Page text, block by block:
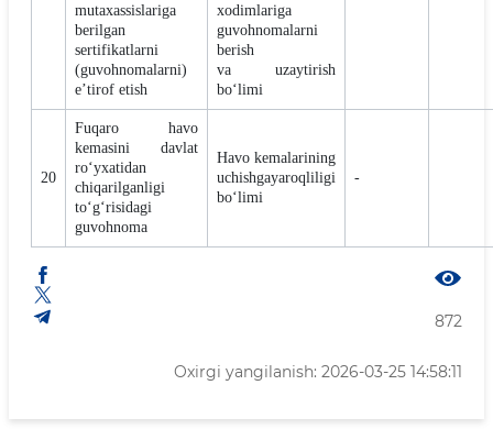
mutaxassislariga
berilgan
sertifikatlarni
(guvohnomalarni)
e’tirof etish
xodimlariga
guvohnomalarni
berish
va uzaytirish
bo‘limi
20
Fuqaro havo
kemasini davlat
ro‘yxatidan
chiqarilganligi
to‘g‘risidagi
guvohnoma
Havo kemalarining
uchishgayaroqliligi
bo‘limi
-
872
Oxirgi yangilanish: 2026-03-25 14:58:11